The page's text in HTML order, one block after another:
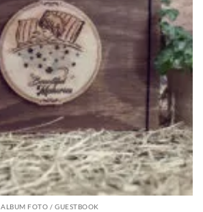
ALBUM FOTO / GUESTBOOK